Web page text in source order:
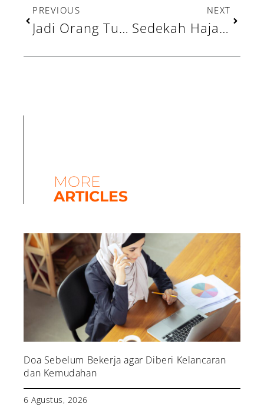
PREVIOUS
Jadi Orang Tua Asuh Lebih Mudah Bersama UCare Indonesia
NEXT
Sedekah Hajat Agar Terkabul Doa: 3 Keutamaan dan Manfaatnya
MORE
ARTICLES
Doa Sebelum Bekerja agar Diberi Kelancaran
dan Kemudahan
6 Agustus, 2026